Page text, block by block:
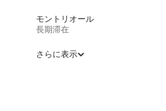
モントリオール
長期滞在
さらに表示